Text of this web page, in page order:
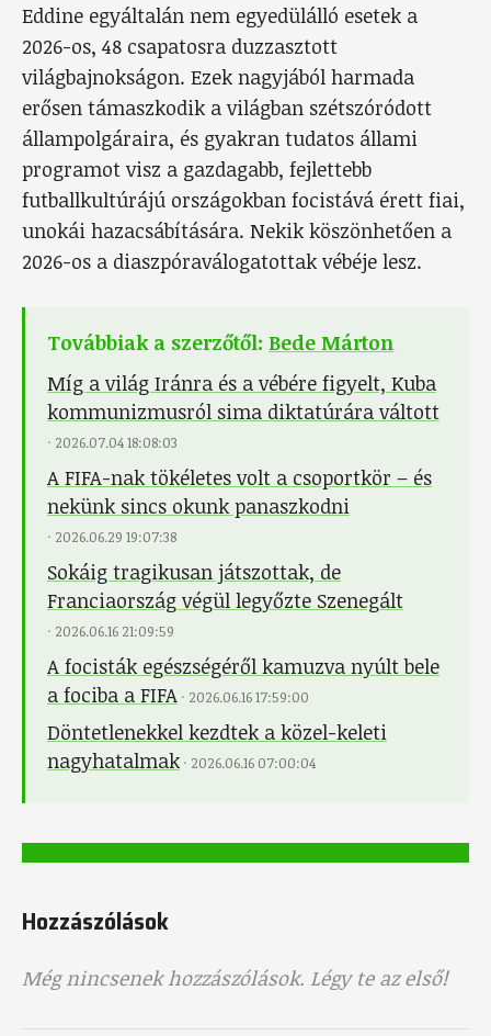
Eddine egyáltalán nem egyedülálló esetek a
2026-os, 48 csapatosra duzzasztott
világbajnokságon. Ezek nagyjából harmada
erősen támaszkodik a világban szétszóródott
állampolgáraira, és gyakran tudatos állami
programot visz a gazdagabb, fejlettebb
futballkultúrájú országokban focistává érett fiai,
unokái hazacsábítására. Nekik köszönhetően a
2026-os a diaszpóraválogatottak vébéje lesz.
Továbbiak a szerzőtől: Bede Márton
Míg a világ Iránra és a vébére figyelt, Kuba
kommunizmusról sima diktatúrára váltott
· 2026.07.04 18:08:03
A FIFA-nak tökéletes volt a csoportkör – és
nekünk sincs okunk panaszkodni
· 2026.06.29 19:07:38
Sokáig tragikusan játszottak, de
Franciaország végül legyőzte Szenegált
· 2026.06.16 21:09:59
A focisták egészségéről kamuzva nyúlt bele
a fociba a FIFA · 2026.06.16 17:59:00
Döntetlenekkel kezdtek a közel-keleti
nagyhatalmak · 2026.06.16 07:00:04
Hozzászólások
Még nincsenek hozzászólások. Légy te az első!